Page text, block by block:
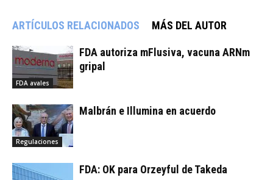
ARTÍCULOS RELACIONADOS MÁS DEL AUTOR
FDA avales
FDA autoriza mFlusiva, vacuna ARNm
gripal
Regulaciones
Malbrán e Illumina en acuerdo
FDA: OK para Orzeyful de Takeda